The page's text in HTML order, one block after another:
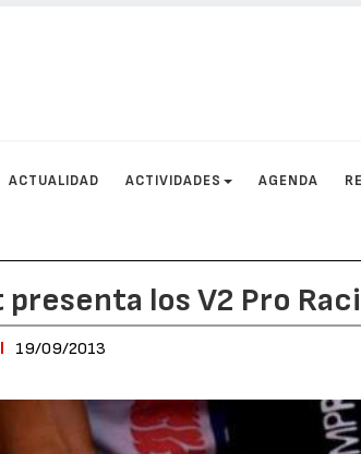
ACTUALIDAD ACTIVIDADES AGENDA
los V2 Pro
19/09/2013